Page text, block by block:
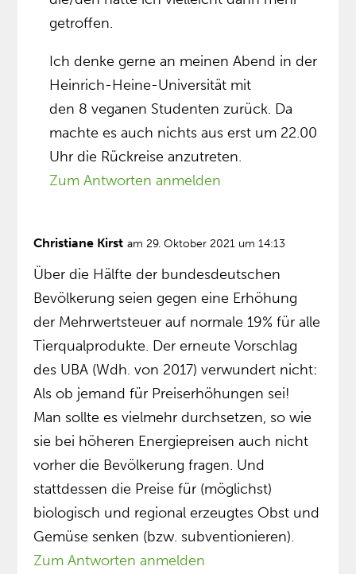
getroffen.
Ich denke gerne an meinen Abend in der
Heinrich-Heine-Universität mit
den 8 veganen Studenten zurück. Da
machte es auch nichts aus erst um 22.00
Uhr die Rückreise anzutreten.
Zum Antworten anmelden
Christiane Kirst am 29. Oktober 2021 um 14:13
Über die Hälfte der bundesdeutschen
Bevölkerung seien gegen eine Erhöhung
der Mehrwertsteuer auf normale 19% für alle
Tierqualprodukte. Der erneute Vorschlag
des UBA (Wdh. von 2017) verwundert nicht:
Als ob jemand für Preiserhöhungen sei!
Man sollte es vielmehr durchsetzen, so wie
sie bei höheren Energiepreisen auch nicht
vorher die Bevölkerung fragen. Und
stattdessen die Preise für (möglichst)
biologisch und regional erzeugtes Obst und
Gemüse senken (bzw. subventionieren).
Zum Antworten anmelden